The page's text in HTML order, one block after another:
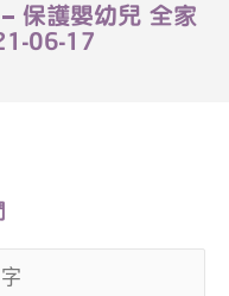
保護嬰幼兒 全家
06-17